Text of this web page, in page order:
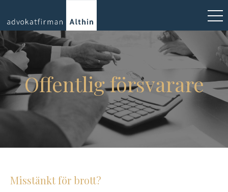
Offentlig försvarare
Misstänkt för brott?